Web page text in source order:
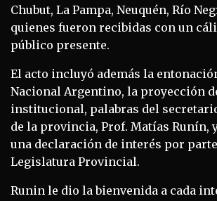
Chubut, La Pampa, Neuquén, Río
quienes fueron recibidas con un
público presente.
El acto incluyó además la
Nacional Argentino, la proyección
institucional, palabras del
de la provincia, Prof. Matías Runín,
una declaración de interés por
Legislatura Provincial.
Runin le dio la bienvenida a cada